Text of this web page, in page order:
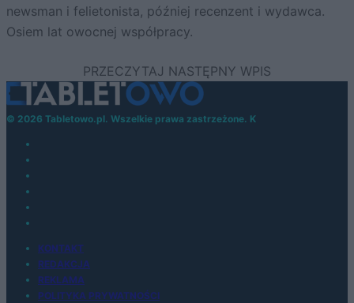
newsman i felietonista, później recenzent i wydawca.
Osiem lat owocnej współpracy.
© 2026 Tabletowo.pl. Wszelkie prawa zastrzeżone. K
KONTAKT
REDAKCJA
REKLAMA
POLITYKA PRYWATNOŚCI